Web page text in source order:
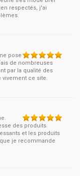
respectés, j'ai
pose
de nombreuses
par la qualité des
ce site.
des produits
et les produits
je recommande